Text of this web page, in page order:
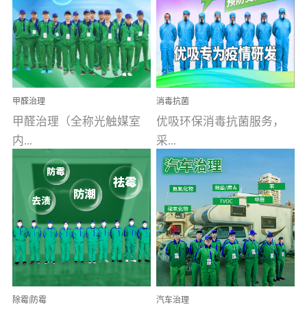
甲醛治理
甲醛治理（全称光触媒室
内...
空气污染净化治理）工业
文明的进步，创造了多姿
多彩的家居产品和生活情
调，但也带来了以甲醛为
首的室内...
消毒抗菌
优吸环保消毒抗菌服务，
采...
用行业公认奥维牌消毒
液，具备杀死人体冠状病
毒的功效，杀菌率
99.99%。相对于传统消毒
液来说，无...
除霉|防霉 汽车治理